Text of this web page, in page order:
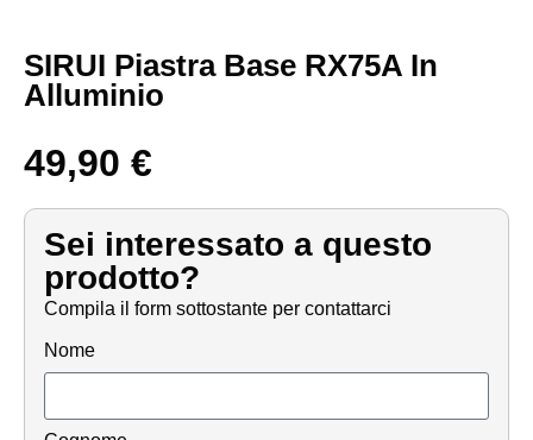
SIRUI Piastra Base RX75A In
Alluminio
49,90 €
Sei interessato a questo
prodotto?
Compila il form sottostante per contattarci
Nome